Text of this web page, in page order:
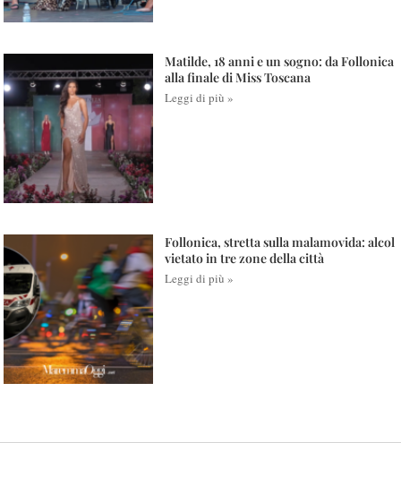
Matilde, 18 anni e un sogno: da Follonica
alla finale di Miss Toscana
Leggi di più »
Follonica, stretta sulla malamovida: alcol
vietato in tre zone della città
Leggi di più »